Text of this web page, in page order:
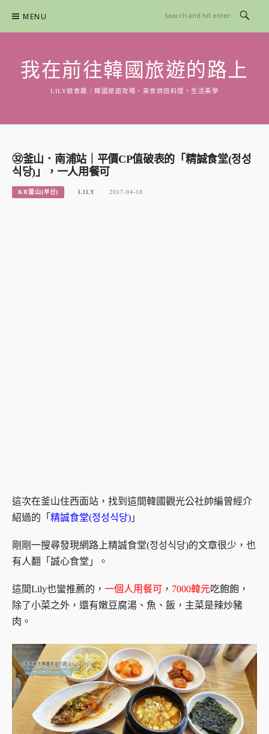
content
MENU
我在前往韓國旅遊的路上
LILY旅食趣｜韓國旅遊攻略。美食烘焙料理。生活美學
㉜釜山．南浦站｜平價CP值破表的「精誠食堂(정성
식당)」，一人用餐可
KR釜山(부산) LILY 2017-04-18
這次在釜山住西面站，找到這間韓國觀光公社帥編曾經介
紹過的「 精誠食堂(정성식당) 」
剛剛一搜尋發現網路上精誠食堂(정성식당)的文章很少，也
有人翻「誠心食堂」。
這間Lily也蠻推薦的， 一個人用餐可 ， 7000韓元吃飽飽，
除了小菜之外，還有嫩豆腐湯、魚、飯，主菜是辣炒豬
肉。